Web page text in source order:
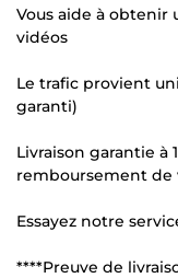
Vous aide à
vidéos
Le trafic provient
garanti)
Livraison garantie à
remboursement de
Essayez notre
****Preuve de